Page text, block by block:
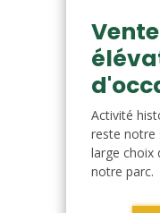
Activité
reste notre
large choix
notre parc.